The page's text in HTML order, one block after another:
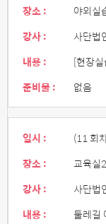
장소 :
야외실
강사 :
사단법
내용 :
[현장
준비물 :
없음
일시 : (11 회
장소 :
교육실
강사 :
사단법
내용 :
둘레길